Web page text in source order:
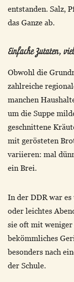
entstanden. Salz,
das Ganze ab.
Einfache Zutaten,
Obwohl die
zahlreiche
manchen
um die Suppe
geschnittene
mit gerösteten
variieren: mal
ein Brei.
In der DDR war
oder leichtes
sie oft mit weniger
bekömmliches
besonders nach
der Schule.